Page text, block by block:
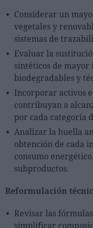
Considerar un
vegetales y
sistemas de
Evaluar la
sintéticos de
biodegradables y
Incorporar activos
contribuyan a
por cada categoría
Analizar la huella
obtención de cada
consumo
subproductos.
Reformulación
Revisar las
simplificar